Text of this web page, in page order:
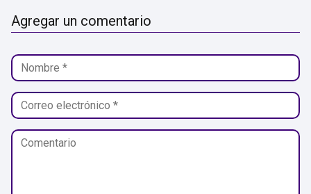
Agregar un comentario